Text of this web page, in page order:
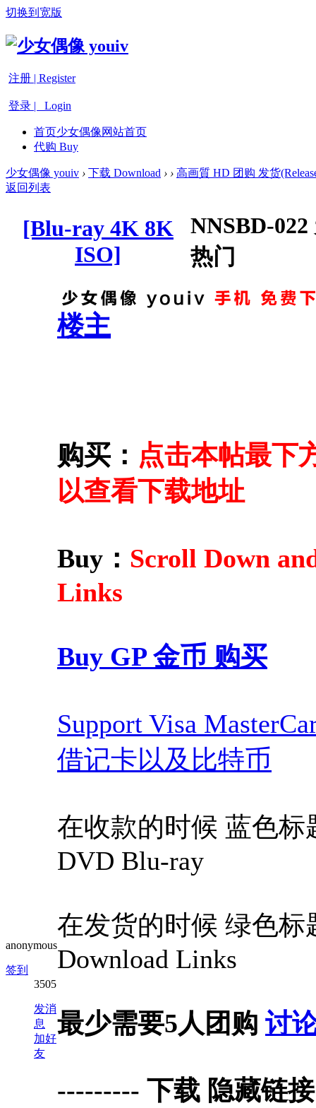
切换到宽版
注册 | Register
登录 | Login
首页少女偶像网站首页
代购 Buy
少女偶像 youiv › 下载 Download › › 高画質 HD 团购 发货
返回列表
[Blu-ray 4K 8K
ISO]
NNSBD-
热门
anonymous
签到
3505
发消
息
加好
友
楼主
购买： 点击本帖最下
以查看下载地址
Buy： Scroll Down
Links
Buy GP 金币 购买
Support Visa
借记卡以及比特币
在收款的时候 蓝色标
DVD Blu-ray
在发货的时候 绿色标
Download Links
最少需要5人团购 讨
--------- 下载 隐藏链